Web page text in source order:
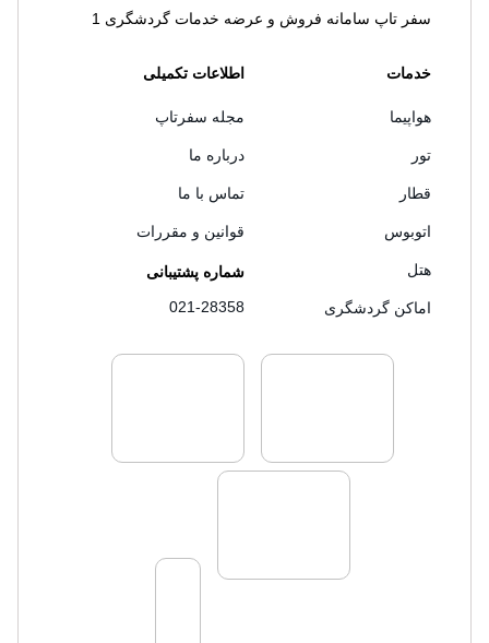
سفر تاپ سامانه فروش و عرضه خدمات گردشگری 1
خدمات
هواپیما
تور
قطار
اتوبوس
هتل
اماکن گردشگری
اطلاعات تکمیلی
مجله سفرتاپ
درباره ما
تماس با ما
قوانین و مقررات
شماره پشتیبانی
021-28358
لایسنس های فروش سفرتاپلایسنس های
لایسنس های فروش سفرتاپ